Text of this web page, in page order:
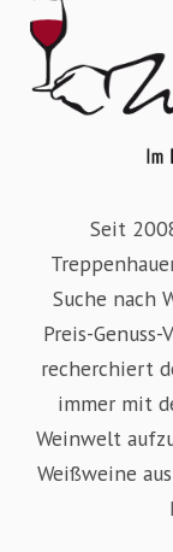
Seit
Suche nach
Preis-
recherchiert
immer mit
Weinwelt
Weißweine